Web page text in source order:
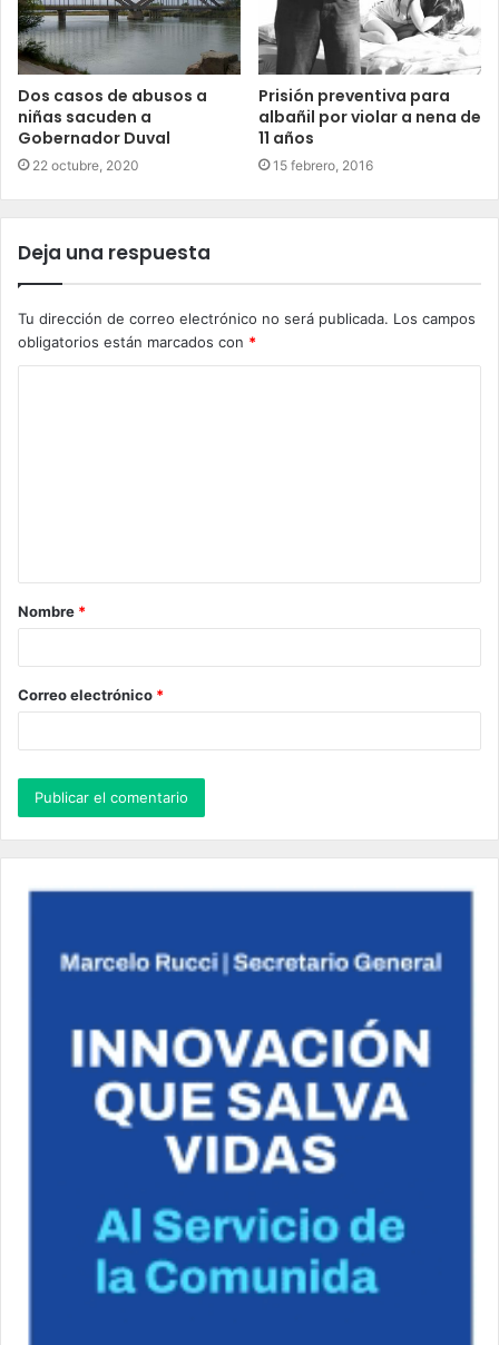
Dos casos de abusos a
niñas sacuden a
Gobernador Duval
22 octubre, 2020
Prisión preventiva para
albañil por violar a nena de
11 años
15 febrero, 2016
Deja una respuesta
Tu dirección de correo electrónico no será publicada. Los campos
obligatorios están marcados con *
a
r
*
Nombre *
Correo electrónico *